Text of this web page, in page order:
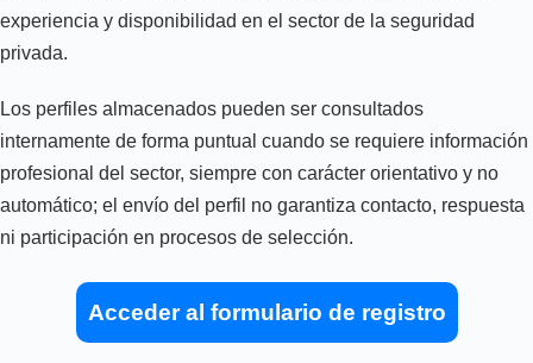
experiencia y disponibilidad en el sector de la seguridad
privada.
Los perfiles almacenados pueden ser consultados
internamente de forma puntual cuando se requiere información
profesional del sector, siempre con carácter orientativo y no
automático; el envío del perfil no garantiza contacto, respuesta
ni participación en procesos de selección.
Acceder al formulario de registro